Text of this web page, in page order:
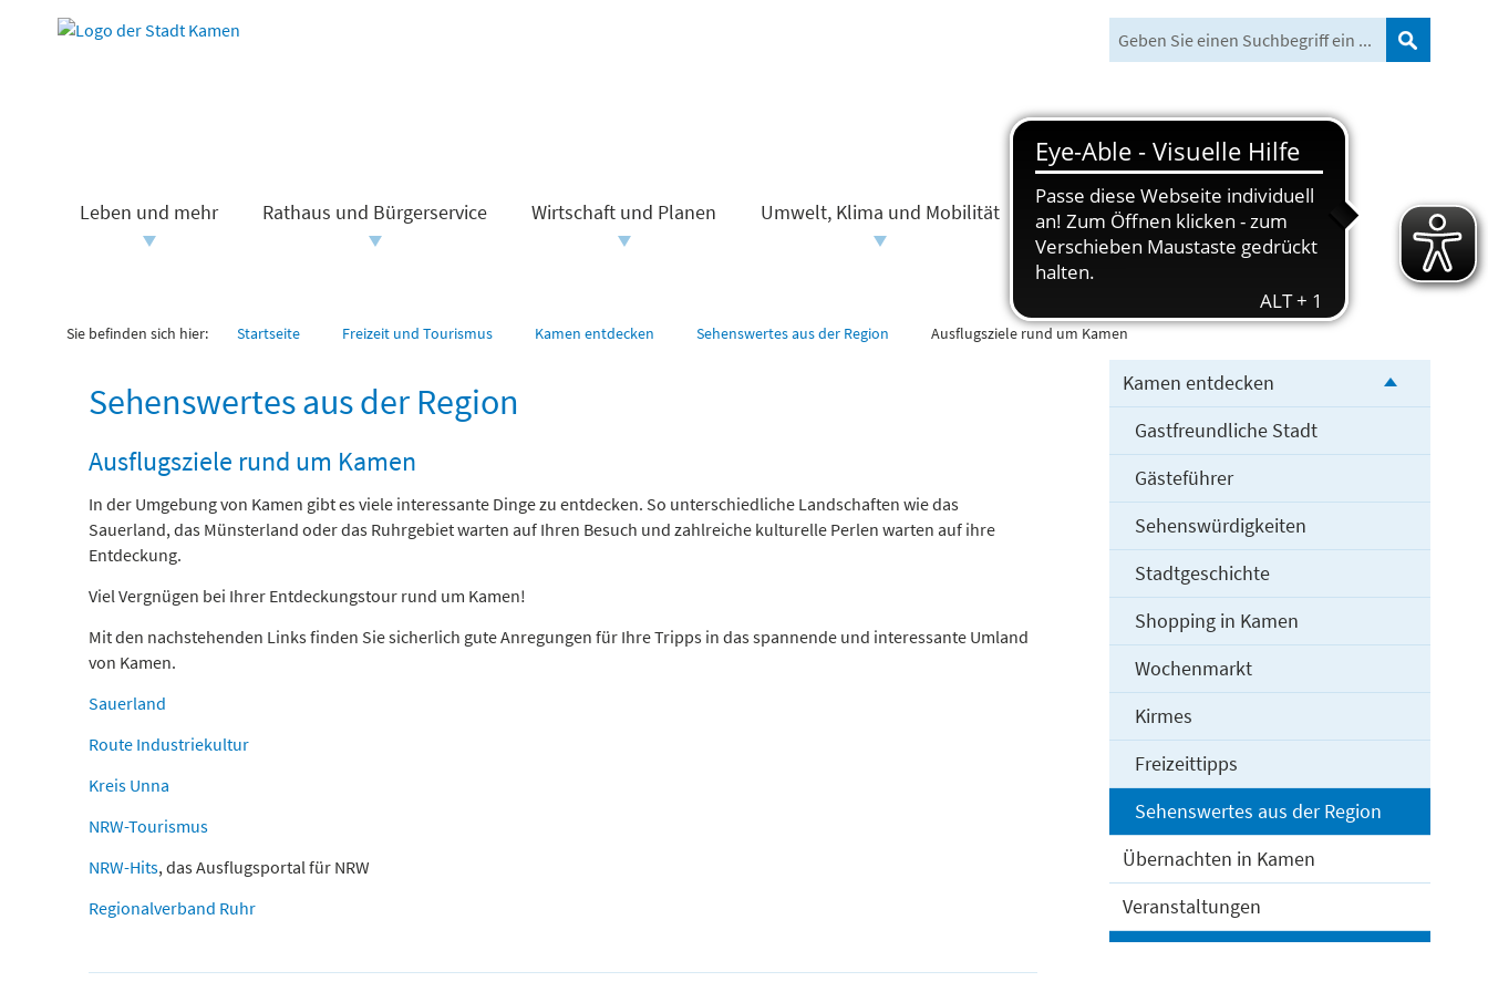
Leben und mehr Rathaus und Bürgerservice Wirtschaft und Planen Umwelt, Klima und Mobilität Freizeit und Tourismus
Sie befinden sich hier: Startseite Freizeit und Tourismus Kamen entdecken Sehenswertes aus der Region Ausflugsziele rund um Kamen
Sehenswertes aus der Region
Ausflugsziele rund um Kamen
In der Umgebung von Kamen gibt es viele interessante Dinge zu entdecken. So unterschiedliche Landschaften wie das
Sauerland, das Münsterland oder das Ruhrgebiet warten auf Ihren Besuch und zahlreiche kulturelle Perlen warten auf ihre
Entdeckung.
Viel Vergnügen bei Ihrer Entdeckungstour rund um Kamen!
Mit den nachstehenden Links finden Sie sicherlich gute Anregungen für Ihre Tripps in das spannende und interessante Umland
von Kamen.
Sauerland
Route Industriekultur
Kreis Unna
NRW-Tourismus
NRW-Hits, das Ausflugsportal für NRW
Regionalverband Ruhr
Kamen entdecken
Gastfreundliche Stadt
Gästeführer
Sehenswürdigkeiten
Stadtgeschichte
Shopping in Kamen
Wochenmarkt
Kirmes
Freizeittipps
Sehenswertes aus der Region
Übernachten in Kamen
Veranstaltungen